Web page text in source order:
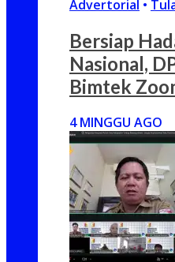
Advertorial •
Bersiap
Nasional,
Bimtek
4 MINGGU AGO